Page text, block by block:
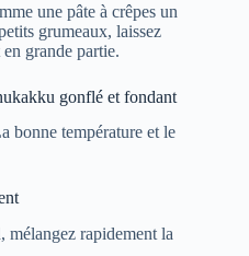
une pâte à crêpes un
grumeaux, laissez
grande partie.
gonflé et fondant
bonne température et le
mélangez rapidement la